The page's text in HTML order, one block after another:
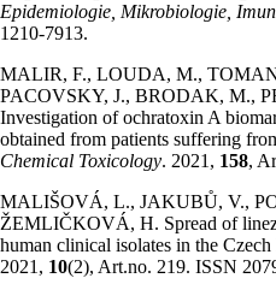
Epidemiologie, Mikrobiologie,
1210-7913.
MALIR, F., LOUDA, M.,
PACOVSKY, J., BRODAK, M.,
Investigation of ochratoxin A
obtained from patients suffering
Chemical Toxicology. 2021, 158,
MALIŠOVÁ, L., JAKUBŮ, V.,
ŽEMLIČKOVÁ, H. Spread of
human clinical isolates in the
2021, 10(2), Art.no. 219. ISSN